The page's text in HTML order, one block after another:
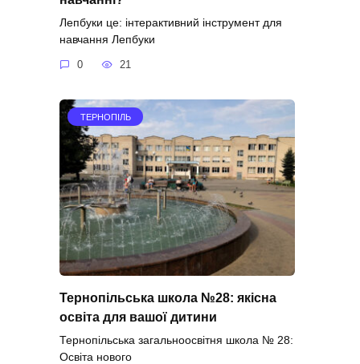
Лепбуки це: інтерактивний інструмент для
навчання Лепбуки
0 21
ТЕРНОПІЛЬ
Тернопільська школа №28: якісна
освіта для вашої дитини
Тернопільська загальноосвітня школа № 28:
Освіта нового